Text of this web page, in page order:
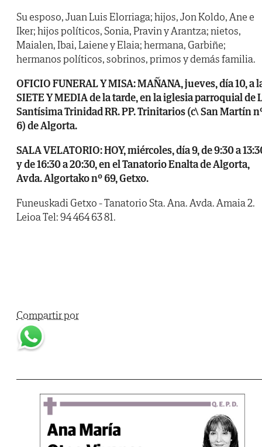
Su esposo, Juan Luis Elorriaga; hijos, Jon Koldo, Ane e
Iker; hijos políticos, Sonia, Pravin y Arantza; nietos,
Maialen, Ibai, Laiene y Elaia; hermana, Garbiñe;
hermanos políticos, sobrinos, primos y demás familia.
OFICIO FUNERAL Y MISA: MAÑANA, jueves, día 10, a
SIETE Y MEDIA de la tarde, en la iglesia parroquial de
Santísima Trinidad RR. PP. Trinitarios (c\ San Martín
6) de Algorta.
SALA VELATORIO: HOY, miércoles, día 9, de 9:30 a
y de 16:30 a 20:30, en el Tanatorio Enalta de Algorta,
Avda. Algortako nº 69, Getxo.
Funeuskadi Getxo - Tanatorio Sta. Ana. Avda. Amaia 2.
Leioa Tel: 94 464 63 81.
Compartir por